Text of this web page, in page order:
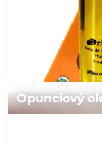
Opunciový